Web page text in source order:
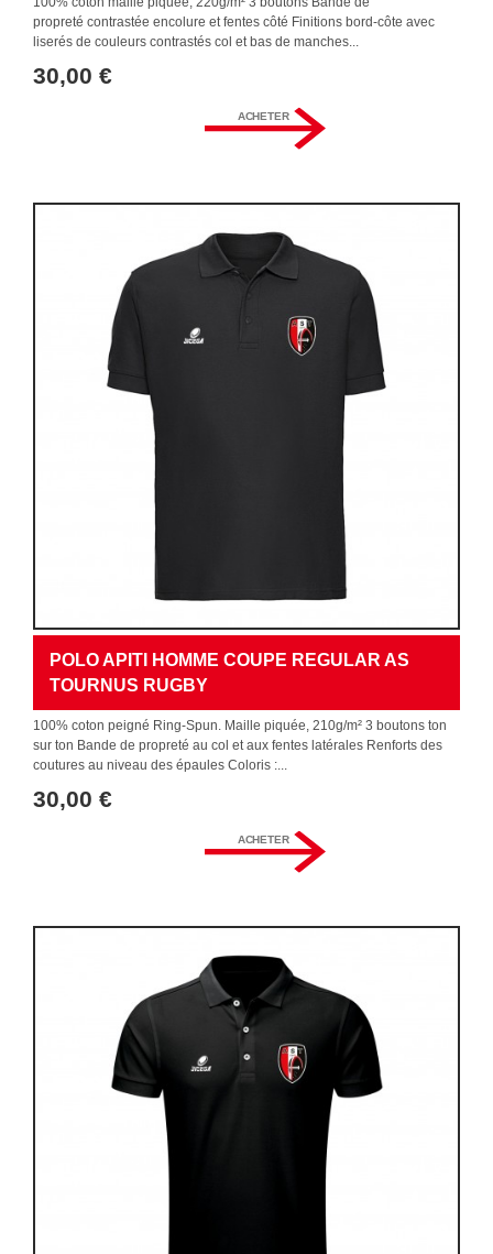
propreté contrastée encolure et fentes côté Finitions bord-côte avec
liserés de couleurs contrastés col et bas de manches...
30,00 €
ACHETER
POLO APITI HOMME COUPE REGULAR AS
TOURNUS RUGBY
100% coton peigné Ring-Spun. Maille piquée, 210g/m² 3 boutons ton
sur ton Bande de propreté au col et aux fentes latérales Renforts des
coutures au niveau des épaules Coloris :...
30,00 €
ACHETER